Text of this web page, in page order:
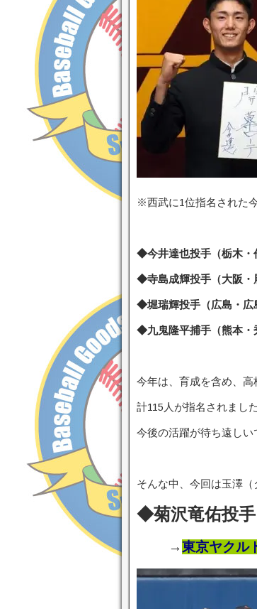
※西武に1位指名された
◆今井達也投手（栃木
◆寺島成輝投手（大阪
◆堀瑞輝投手（広島・
◆九鬼隆平捕手（熊本
今年は、育成を含め、
計115人が指名されました
今後の活躍が待ち遠しい
そんな中、今回は玉澤
◆菊沢竜佑投手
→東京ヤクル